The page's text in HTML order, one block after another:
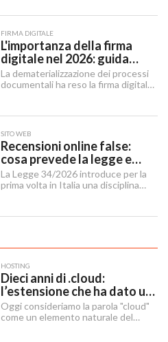
rinviato quelli sui sistemi ad alto
FIRMA DIGITALE
L'importanza della firma
digitale nel 2026: guida
completa per aziende e
professionisti
La dematerializzazione dei processi
documentali ha reso la firma digitale
SITO WEB
Recensioni online false:
cosa prevede la legge e
cosa possono fare le
imprese
La Legge 34/2026 introduce per la
prima volta in Italia una disciplina
ristorazione e del turismo.
HOSTING
Dieci anni di .cloud:
l’estensione che ha dato un
nome al futuro digitale
Oggi consideriamo la parola "cloud"
come un elemento naturale del